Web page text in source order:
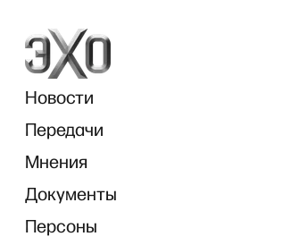
Новости
Передачи
Мнения
Документы
Персоны